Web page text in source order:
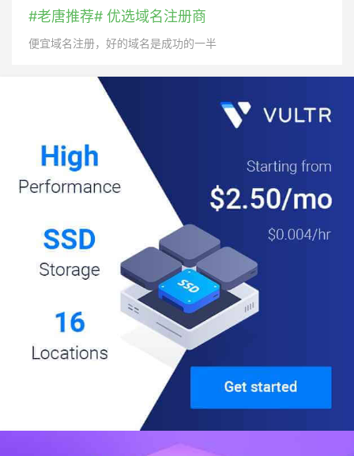
#老唐推荐# 优选域名注册商
便宜域名注册，好的域名是成功的一半